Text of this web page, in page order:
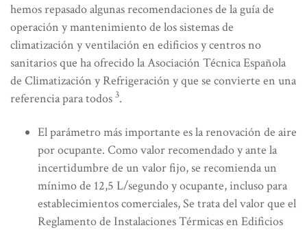
hemos repasado algunas recomendaciones de la guía de
operación y mantenimiento de los sistemas de
climatización y ventilación en edificios y centros no
sanitarios que ha ofrecido la Asociación Técnica Española
de Climatización y Refrigeración y que se convierte en una
referencia para todos 3.
El parámetro más importante es la renovación de aire
por ocupante. Como valor recomendado y ante la
incertidumbre de un valor fijo, se recomienda un
mínimo de 12,5 L/segundo y ocupante, incluso para
establecimientos comerciales, Se trata del valor que el
Reglamento de Instalaciones Térmicas en Edificios